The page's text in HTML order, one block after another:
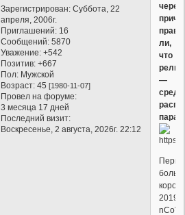
Зарегистрирован: Суббота, 22
апреля, 2006г.
Приглашений: 16
Сообщений: 5870
Уважение: +542
Позитив: +667
Пол: Мужской
Возраст: 45[1980-11-07]
Провел на форуме:
3 месяца 17 дней
Последний визит:
Воскресенье, 2 августа, 2026г. 22:12
через
ли,
что
—
2019-
nCoV